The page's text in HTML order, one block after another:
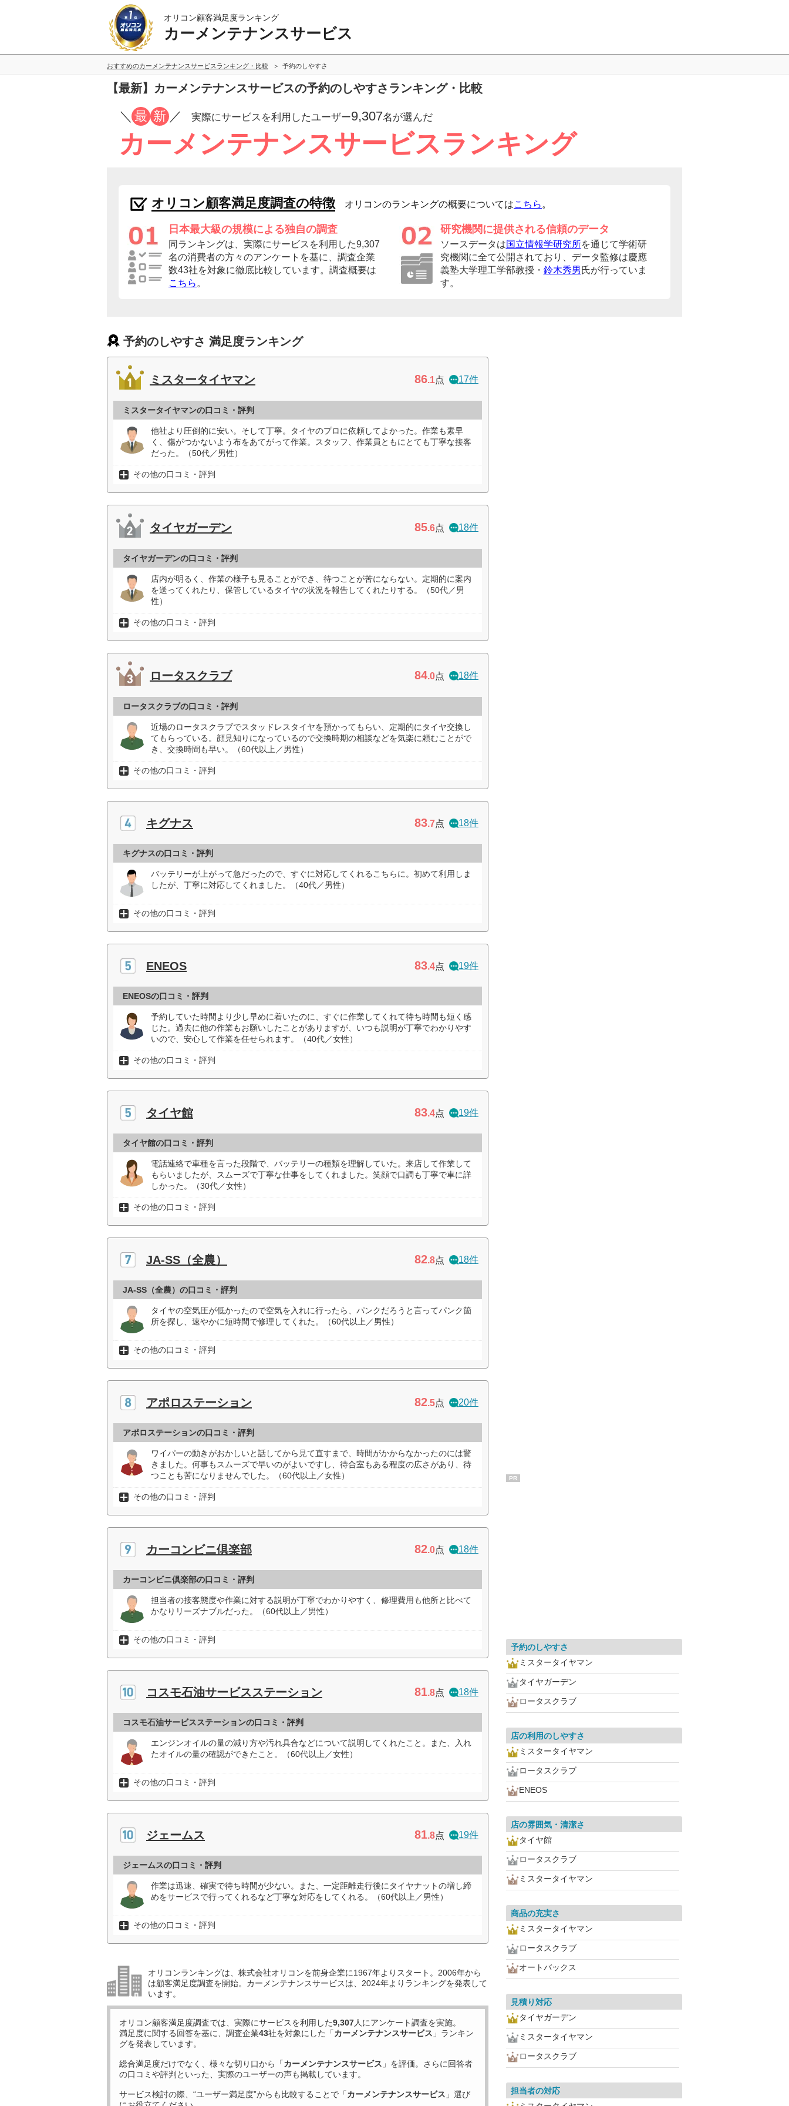
オリコン顧客満足度ランキング
カーメンテナンスサービス
おすすめのカーメンテナンスサービスランキング・比較 予約のしやすさ
【最新】カーメンテナンスサービスの予約のしやすさランキング・比較
／ 最 新 ／ 実際にサービスを利用したユーザー9,307名が選んだ
カーメンテナンスサービスランキング
オリコン顧客満足度調査の特徴 オリコンのランキングの概要についてはこちら 。
日本最大級の規模による独自の調査
同ランキングは、実際にサービスを利用した9,307
名の消費者の方々のアンケートを基に、調査企業
数43社を対象に徹底比較しています。調査概要は
こちら 。
研究機関に提供される信頼のデータ
ソースデータは国立情報学研究所を通じて学術研
究機関に全て公開されており、データ監修は慶應
義塾大学理工学部教授・ 鈴木秀男 氏が行っていま
す。
予約のしやすさ 満足度ランキング
ミスタータイヤマン 86.1点 17件
ミスタータイヤマンの口コミ・評判
他社より圧倒的に安い。そして丁寧。タイヤのプロに依頼してよかった。作業も素早
く、傷がつかないよう布をあてがって作業。スタッフ、作業員ともにとても丁寧な接客
だった。（50代／男性）
その他の口コミ・評判
タイヤガーデン 85.6点 18件
タイヤガーデンの口コミ・評判
店内が明るく、作業の様子も見ることができ、待つことが苦にならない。定期的に案内
を送ってくれたり、保管しているタイヤの状況を報告してくれたりする。（50代／男
性）
その他の口コミ・評判
ロータスクラブ 84.0点 18件
ロータスクラブの口コミ・評判
近場のロータスクラブでスタッドレスタイヤを預かってもらい、定期的にタイヤ交換し
てもらっている。顔見知りになっているので交換時期の相談などを気楽に頼むことがで
き、交換時間も早い。（60代以上／男性）
その他の口コミ・評判
キグナス 83.7点 18件
キグナスの口コミ・評判
バッテリーが上がって急だったので、すぐに対応してくれるこちらに。初めて利用しま
したが、丁寧に対応してくれました。（40代／男性）
その他の口コミ・評判
ENEOS 83.4点 19件
ENEOSの口コミ・評判
予約していた時間より少し早めに着いたのに、すぐに作業してくれて待ち時間も短く感
じた。過去に他の作業もお願いしたことがありますが、いつも説明が丁寧でわかりやす
いので、安心して作業を任せられます。（40代／女性）
その他の口コミ・評判
タイヤ館 83.4点 19件
タイヤ館の口コミ・評判
電話連絡で車種を言った段階で、バッテリーの種類を理解していた。来店して作業して
もらいましたが、スムーズで丁寧な仕事をしてくれました。笑顔で口調も丁寧で車に詳
しかった。（30代／女性）
その他の口コミ・評判
JA-SS（全農） 82.8点 18件
JA-SS（全農）の口コミ・評判
タイヤの空気圧が低かったので空気を入れに行ったら、パンクだろうと言ってパンク箇
所を探し、速やかに短時間で修理してくれた。（60代以上／男性）
その他の口コミ・評判
アポロステーション 82.5点 20件
アポロステーションの口コミ・評判
ワイパーの動きがおかしいと話してから見て直すまで、時間がかからなかったのには驚
きました。何事もスムーズで早いのがよいですし、待合室もある程度の広さがあり、待
つことも苦になりませんでした。（60代以上／女性）
その他の口コミ・評判
カーコンビニ倶楽部 82.0点 18件
カーコンビニ倶楽部の口コミ・評判
担当者の接客態度や作業に対する説明が丁寧でわかりやすく、修理費用も他所と比べて
かなりリーズナブルだった。（60代以上／男性）
その他の口コミ・評判
コスモ石油サービスステーション 81.8点 18件
コスモ石油サービスステーションの口コミ・評判
エンジンオイルの量の減り方や汚れ具合などについて説明してくれたこと。また、入れ
たオイルの量の確認ができたこと。（60代以上／女性）
その他の口コミ・評判
ジェームス 81.8点 19件
ジェームスの口コミ・評判
作業は迅速、確実で待ち時間が少ない。また、一定距離走行後にタイヤナットの増し締
めをサービスで行ってくれるなど丁寧な対応をしてくれる。（60代以上／男性）
その他の口コミ・評判
オリコンランキングは、株式会社オリコンを前身企業に1967年よりスタート。2006年から
は顧客満足度調査を開始。カーメンテナンスサービスは、2024年よりランキングを発表して
います。
オリコン顧客満足度調査では、実際にサービスを利用した9,307人にアンケート調査を実施。
満足度に関する回答を基に、調査企業43社を対象にした「カーメンテナンスサービス 」ランキン
グを発表しています。
総合満足度だけでなく、様々な切り口から「カーメンテナンスサービス 」を評価。さらに回答者
の口コミや評判といった、実際のユーザーの声も掲載しています。
サービス検討の際、“ユーザー満足度”からも比較することで「カーメンテナンスサービス 」選び
PR
予約のしやすさ
ミスタータイヤマン
タイヤガーデン
ロータスクラブ
店の利用のしやすさ
ミスタータイヤマン
ロータスクラブ
ENEOS
店の雰囲気・清潔さ
タイヤ館
ロータスクラブ
ミスタータイヤマン
商品の充実さ
ミスタータイヤマン
ロータスクラブ
オートバックス
見積り対応
タイヤガーデン
ミスタータイヤマン
ロータスクラブ
担当者の対応